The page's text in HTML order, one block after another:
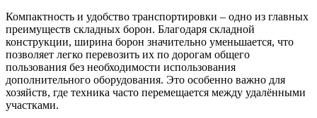
Компактность и удобство транспортировки – одно из главных
преимуществ складных борон. Благодаря складной
конструкции, ширина борон значительно уменьшается, что
позволяет легко перевозить их по дорогам общего
пользования без необходимости использования
дополнительного оборудования. Это особенно важно для
хозяйств, где техника часто перемещается между удалёнными
участками.